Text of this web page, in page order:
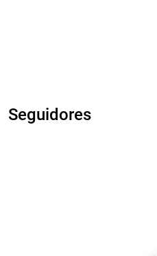
Seguidores